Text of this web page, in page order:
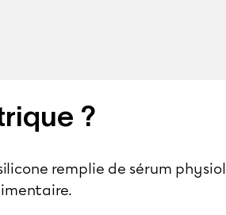
?
remplie de sérum